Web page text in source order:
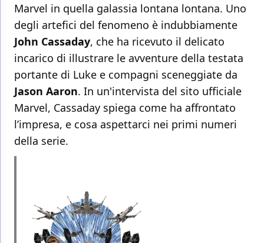
Marvel in quella galassia lontana lontana. Uno
degli artefici del fenomeno è indubbiamente
John Cassaday, che ha ricevuto il delicato
incarico di illustrare le avventure della testata
portante di Luke e compagni sceneggiate da
Jason Aaron. In un'intervista del sito ufficiale
Marvel, Cassaday spiega come ha affrontato
l’impresa, e cosa aspettarci nei primi numeri
della serie.